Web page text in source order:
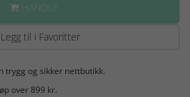
HANDLE
Legg til i Favoritter
trygg og sikker nettbutikk.
over 899 kr.